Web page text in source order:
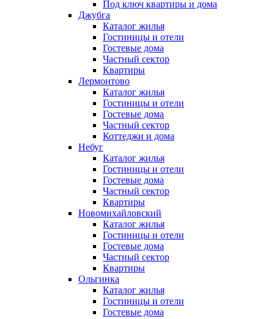
Под ключ квартиры и дома
Джубга
Каталог жилья
Гостиницы и отели
Гостевые дома
Частный сектор
Квартиры
Лермонтово
Каталог жилья
Гостиницы и отели
Гостевые дома
Частный сектор
Коттеджи и дома
Небуг
Каталог жилья
Гостиницы и отели
Гостевые дома
Частный сектор
Квартиры
Новомихайловский
Каталог жилья
Гостиницы и отели
Гостевые дома
Частный сектор
Квартиры
Ольгинка
Каталог жилья
Гостиницы и отели
Гостевые дома